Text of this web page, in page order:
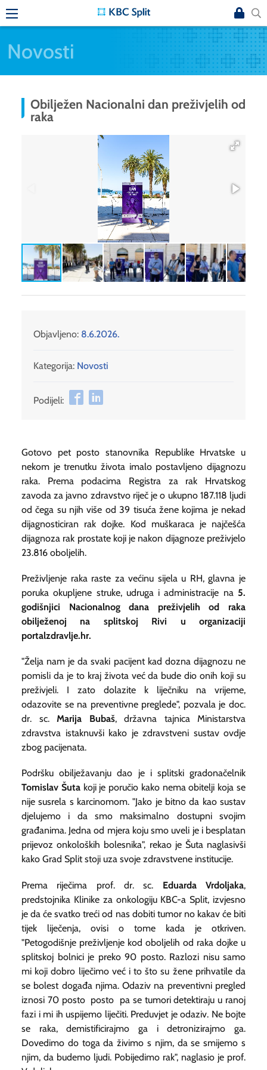
Novosti
Obilježen Nacionalni dan preživjelih od
raka
Objavljeno: 8.6.2026.
Kategorija: Novosti
Podijeli:
Gotovo pet posto stanovnika Republike Hrvatske u
nekom je trenutku života imalo postavljeno dijagnozu
raka. Prema podacima Registra za rak Hrvatskog
zavoda za javno zdravstvo riječ je o ukupno 187.118 ljudi
od čega su njih više od 39 tisuća žene kojima je nekad
dijagnosticiran rak dojke. Kod muškaraca je najčešća
dijagnoza rak prostate koji je nakon dijagnoze preživjelo
23.816 oboljelih.
Preživljenje raka raste za većinu sijela u RH, glavna je
poruka okupljene struke, udruga i administracije na 5.
godišnjici Nacionalnog dana preživjelih od raka
obilježenoj na splitskoj Rivi u organizaciji
portalzdravlje.hr.
"Želja nam je da svaki pacijent kad dozna dijagnozu ne
pomisli da je to kraj života već da bude dio onih koji su
preživjeli. I zato dolazite k liječniku na vrijeme,
odazovite se na preventivne preglede", pozvala je doc.
dr. sc. Marija Bubaš, državna tajnica Ministarstva
zdravstva istaknuvši kako je zdravstveni sustav ovdje
zbog pacijenata.
Podršku obilježavanju dao je i splitski gradonačelnik
Tomislav Šutakoji je poručio kako nema obitelji koja se
nije susrela s karcinomom. "Jako je bitno da kao sustav
djelujemo i da smo maksimalno dostupni svojim
građanima. Jedna od mjera koju smo uveli je i besplatan
prijevoz onkoloških bolesnika", rekao je Šuta naglasivši
kako Grad Split stoji uza svoje zdravstvene institucije.
Prema riječima prof. dr. sc. Eduarda Vrdoljaka,
predstojnika Klinike za onkologiju KBC-a Split, izvjesno
je da će svatko treći od nas dobiti tumor no kakav će biti
tijek liječenja, ovisi o tome kada je otkriven.
"Petogodišnje preživljenje kod oboljelih od raka dojke u
splitskoj bolnici je preko 90 posto. Razlozi nisu samo
mi koji dobro liječimo već i to što su žene prihvatile da
se bolest događa njima. Odaziv na preventivni pregled
iznosi 70 posto posto pa se tumori detektiraju u ranoj
fazi i mi ih uspijemo liječiti. Preduvjet je odaziv. Ne bojte
se raka, demistificirajmo ga i detronizirajmo ga.
Dovedimo do toga da živimo s njim, da se smijemo s
njim, da budemo ljudi. Pobijedimo rak", naglasio je prof.